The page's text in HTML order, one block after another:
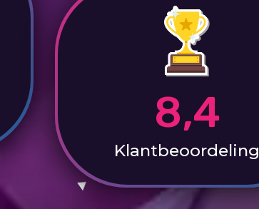
8,4
Klantbeoordeling